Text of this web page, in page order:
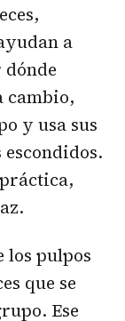
a
cambio,
y usa sus
los pulpos
que se
Ese